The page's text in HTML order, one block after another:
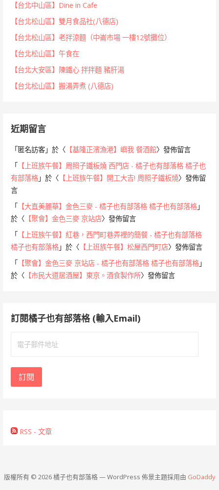
【台北中山區】Dine in Cafe
【台北松山區】雙月食品社(八德店)
【台北松山區】老拌涼麵（中崙市場 一樓12號攤位）
【台北松山區】午食在
【台北大安區】陳鐵心 拌拌麵 豬肝湯
【台北松山區】搬湯弄煮 (八德店)
近期留言
「匿名訪客 」於〈 【基隆正濱漁港】嶼我 餐酒館〉發佈留言
「
【上班族午餐】周照子鐵板燒 西門店 - 橘子也有部落格 橘子也
有部落格 」於〈 【上班族午餐】開工大吉! 周照子鐵板燒〉發佈留
言
「
【大直美麗華】金色三麥 - 橘子也有部落格 橘子也有部落格 」
於〈 【聚會】金色三麥 京站店〉發佈留言
「
【上班族午餐】紅巷，西門町巷弄裡的簡餐 - 橘子也有部落格
橘子也有部落格 」於〈 【上班族午餐】松屋西門町店〉發佈留言
「
【聚會】金色三麥 京站店 - 橘子也有部落格 橘子也有部落格 」
於〈 【市民大道居酒屋】東京。酒食製作所〉發佈留言
訂閱橘子也有部落格 (輸入Email)
地
訂閱
RSS - 文章
版權所有 © 2026 橘子也有部落格 — WordPress 佈景主題採用由 GoDaddy